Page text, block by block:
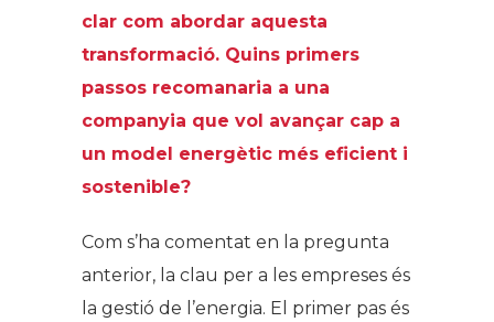
clar com abordar aquesta
transformació. Quins primers
passos recomanaria a una
companyia que vol avançar cap a
un model energètic més eficient i
sostenible?
Com s’ha comentat en la pregunta
anterior, la clau per a les empreses és
la gestió de l’energia. El primer pas és